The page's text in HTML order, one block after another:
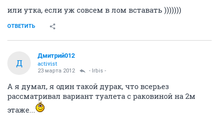
или утка, если уж совсем в лом вставать )))))))
ОТВЕТИТЬ
Д
Дмитрий012
activist
23 марта 2012 - Irbis -
А я думал, я один такой дурак, что всерьез
рассматривал вариант туалета с раковиной на 2м
этаже...